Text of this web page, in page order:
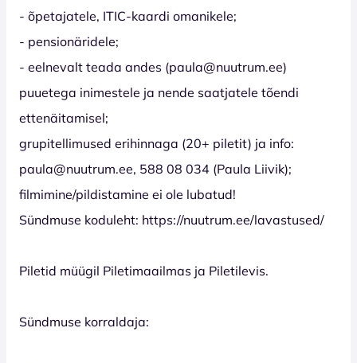
- õpetajatele, ITIC-kaardi omanikele;
- pensionäridele;
- eelnevalt teada andes (paula@nuutrum.ee)
puuetega inimestele ja nende saatjatele tõendi
ettenäitamisel;
grupitellimused erihinnaga (20+ piletit) ja info:
paula@nuutrum.ee, 588 08 034 (Paula Liivik);
filmimine/pildistamine ei ole lubatud!
Sündmuse koduleht: https://nuutrum.ee/lavastused/
Piletid müügil Piletimaailmas ja Piletilevis.
Sündmuse korraldaja: